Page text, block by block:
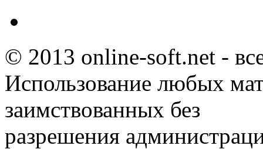
© 2013 online-soft.net -
Использование любых
заимствованных без
разрешения